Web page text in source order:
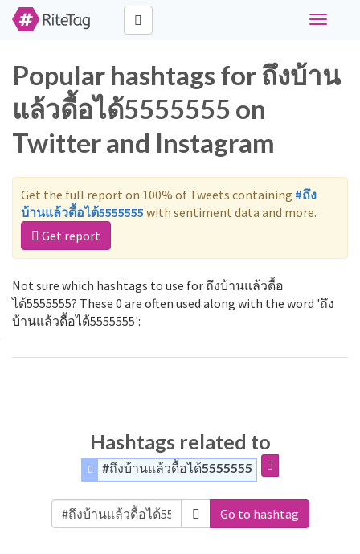
Toggle
Popular hashtags for ถึงบ้าน
แล้วดื้อได้5555555 on
Twitter and Instagram
Get the full report on 100% of Tweets containing #ถึง
บ้านแล้วดื้อได้5555555 with sentiment data and more.
Get report
Not sure which hashtags to use for ถึงบ้านแล้วดื้อ
ได้5555555? These 0 are often used along with the word 'ถึง
บ้านแล้วดื้อได้5555555':
Hashtags related to
#ถึงบ้านแล้วดื้อได้5555555
Go to hashtag